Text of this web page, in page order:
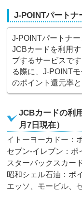
J-POINTパートナ
J-POINTパートナ
JCBカードを利用
プするサービスで
る際に、J-POINT
のポイント還元率と
JCBカードの利
月7日現在）
イトーヨーカドー：
セブン-イレブン：ポ
スターバックスカー
昭和シェル石油：ポ
エッソ、モービル、